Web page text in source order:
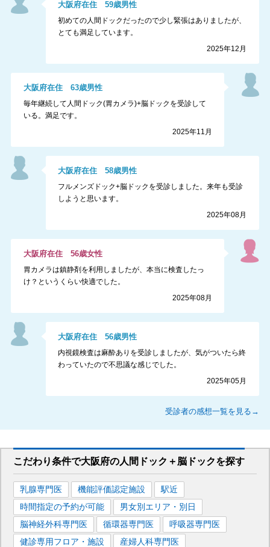
大阪府在住59歳男性
初めての人間ドックだったので少し緊張はありましたが、
とても満足しています。
2025年12月
大阪府在住 63歳男性
毎年継続して人間ドック(胃カメラ)+脳ドックを受診して
いる。満足です。
2025年11月
大阪府在住58歳男性
フルメンズドック+脳ドックを受診しました。来年も受診
しようと思います。
2025年08月
大阪府在住 56歳女性
胃カメラは鎮静剤を利用しましたが、本当に検査したっ
け？というくらい快適でした。
2025年08月
大阪府在住56歳男性
内視鏡検査は麻酔ありを受診しましたが、気がついたら終
わっていたので不思議な感じでした。
2025年05月
受診者の感想一覧を見る→
こだわり条件で大阪府の人間ドック＋脳ドックを探す
乳腺専門医 機能評価認定施設
駅近
時間指定の予約が可能
男女別エリア・別日
脳神経外科専門医
循環器専門医
呼吸器専門医
健診専用フロア・施設
産婦人科専門医